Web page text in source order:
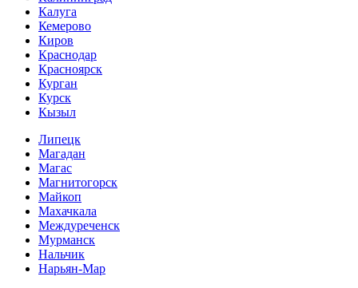
Калуга
Кемерово
Киров
Краснодар
Красноярск
Курган
Курск
Кызыл
Липецк
Магадан
Магас
Магнитогорск
Майкоп
Махачкала
Междуреченск
Мурманск
Нальчик
Нарьян-Мар